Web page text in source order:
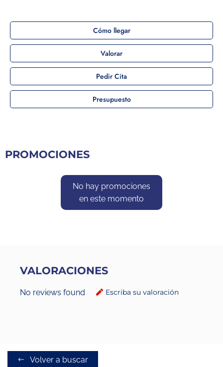
Cómo llegar
Valorar
Pedir Cita
Presupuesto
PROMOCIONES
No hay promociones
en este momento
VALORACIONES
No reviews found Escriba su valoración
Volver a buscar